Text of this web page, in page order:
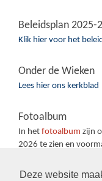
Deze website
Beleidsplan 2025-
Klik hier voor het
Onder de Wieken
Lees hier ons
Fotoalbum
In het fotoalbum zijn
2026 te zien en